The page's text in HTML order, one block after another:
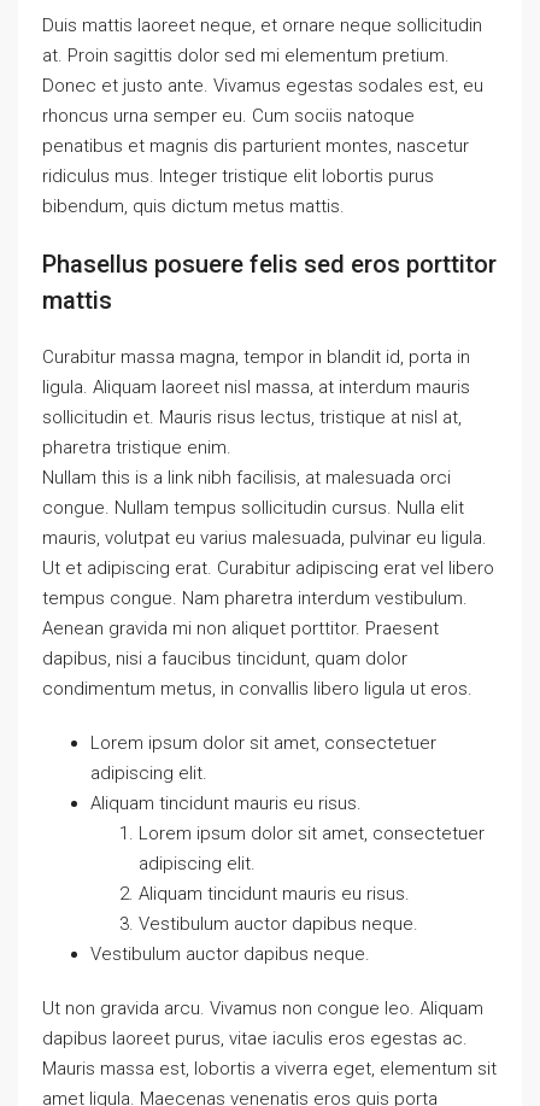
Duis mattis laoreet neque, et ornare neque sollicitudin
at. Proin sagittis dolor sed mi elementum pretium.
Donec et justo ante. Vivamus egestas sodales est, eu
rhoncus urna semper eu. Cum sociis natoque
penatibus et magnis dis parturient montes, nascetur
ridiculus mus. Integer tristique elit lobortis purus
bibendum, quis dictum metus mattis.
Phasellus posuere felis sed eros porttitor
mattis
Curabitur massa magna, tempor in blandit id, porta in
ligula. Aliquam laoreet nisl massa, at interdum mauris
sollicitudin et. Mauris risus lectus, tristique at nisl at,
pharetra tristique enim.
Nullam this is a link nibh facilisis, at malesuada orci
congue. Nullam tempus sollicitudin cursus. Nulla elit
mauris, volutpat eu varius malesuada, pulvinar eu ligula.
Ut et adipiscing erat. Curabitur adipiscing erat vel libero
tempus congue. Nam pharetra interdum vestibulum.
Aenean gravida mi non aliquet porttitor. Praesent
dapibus, nisi a faucibus tincidunt, quam dolor
condimentum metus, in convallis libero ligula ut eros.
Lorem ipsum dolor sit amet, consectetuer
adipiscing elit.
Aliquam tincidunt mauris eu risus.
Lorem ipsum dolor sit amet, consectetuer
adipiscing elit.
Aliquam tincidunt mauris eu risus.
Vestibulum auctor dapibus neque.
Vestibulum auctor dapibus neque.
Ut non gravida arcu. Vivamus non congue leo. Aliquam
dapibus laoreet purus, vitae iaculis eros egestas ac.
Mauris massa est, lobortis a viverra eget, elementum sit
amet ligula. Maecenas venenatis eros quis porta